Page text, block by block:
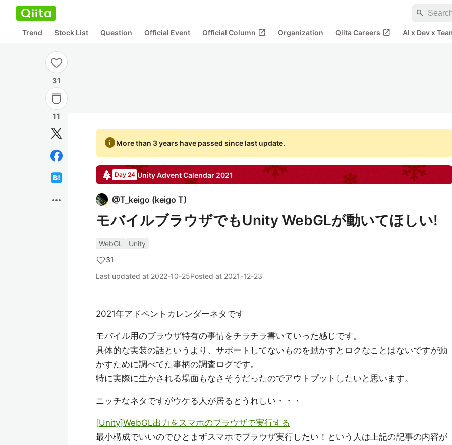
search
Trend Stock List Question Official Event Official Column open_in_new Organization Qiita Careers open_in_new AI x Dev x
31
11
more_horiz
infoMore than 3 years have passed since last update.
Day 24 UnityAdvent Calendar 2021
@T_keigo (keigo T)
モバイルブラウザでもUnity WebGLが動いてほしい!
WebGL
Unity
31
Last updated at 2022-10-25Posted at 2021-12-23
2021年アドベントカレンダーネタです
モバイル用のブラウザ特有の事情をチラチラ書いていった感じです。
具体的な実装の話というより、サポートしてないものを動かすとロクなことはないですが動
かすために調べてた事柄の調査ログです。
特に実際に生かされる場面もなさそうだったのでアウトプットしたいと思います。
ニッチなネタですがウケる人が居るとうれしい・・・
[Unity]WebGL出力をスマホのブラウザで実行する
最小構成でいいのでひとまずスマホでブラウザ実行したい！という人は上記の記事の内容が